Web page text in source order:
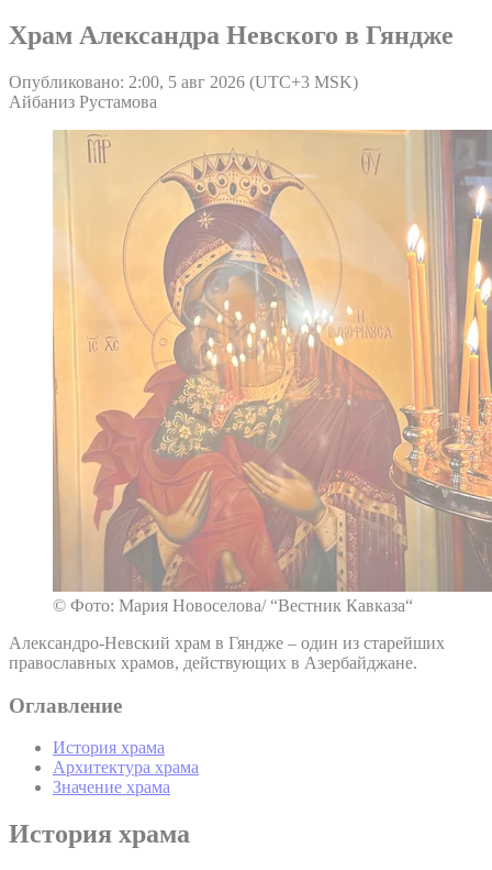
Храм Александра Невского в Гяндже
Опубликовано: 2:00, 5 авг 2026 (UTC+3 MSK)
Айбаниз Рустамова
© Фото: Мария Новоселова/ “Вестник Кавказа“
Александро-Невский храм в Гяндже – один из старейших
православных храмов, действующих в Азербайджане.
Оглавление
История храма
Архитектура храма
Значение храма
История храма